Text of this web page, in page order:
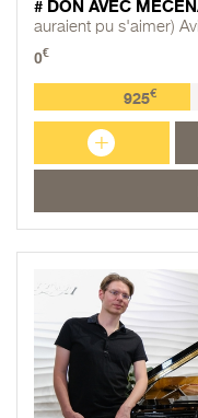
# DON AVEC
auraient pu s'aimer)
0€
925€
+